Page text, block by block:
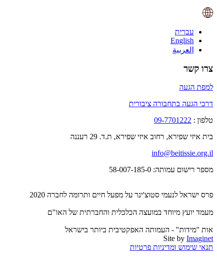
עברית
English
العربية
צרו קשר
למפת הגעה
דרכי הגעה בתחבורה ציבורית
טלפון : 09-7701222
בית איזי שפירא, רחוב איזי שפירא, ת.ד. 29 רעננה
info@beitissie.org.il
מספר רישום עמותה: 58-007-185-0
פרס ישראל לנעמי סטוצ'ינר על מפעל חיים ותרומה לחברה 2020
מעמד יועץ מיוחד במועצה הכלכלית והחברתית של האו"ם
אות "מידות" - העמותה האפקטיבית ביותר בישראל
Site by Imaginet
תנאי שימוש ומדיניות פרטיות